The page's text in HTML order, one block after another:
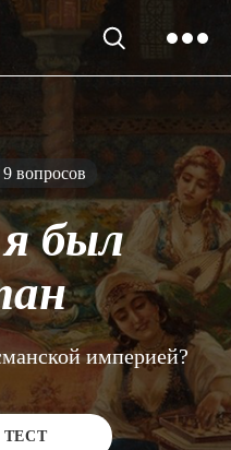
9 вопросов
был
империей?